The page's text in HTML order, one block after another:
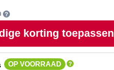
korting toepassen
OP VOORRAAD